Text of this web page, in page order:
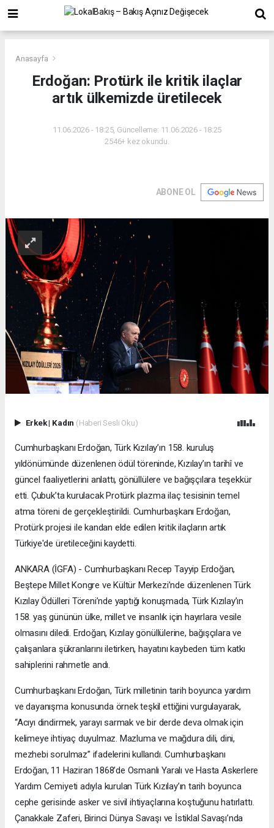
Anasayfa
Erdoğan: Protürk ile kritik ilaçlar
artık ülkemizde üretilecek
11.06.2026 - 18:25, Güncelleme: 11.06.2026 - 18:25
2546+ kez okundu.
ABONE OL
Erkek| Kadın (Haberi Sesli Oku)
Cumhurbaşkanı Erdoğan, Türk Kızılay’ın 158. kuruluş
yıldönümünde düzenlenen ödül töreninde, Kızılay’ın tarihî ve
güncel faaliyetlerini anlattı, gönüllülere ve bağışçılara teşekkür
etti. Çubuk’ta kurulacak Protürk plazma ilaç tesisinin temel
atma töreni de gerçekleştirildi. Cumhurbaşkanı Erdoğan,
Protürk projesi ile kandan elde edilen kritik ilaçların artık
Türkiye'de üretileceğini kaydetti.
ANKARA (İGFA) - Cumhurbaşkanı Recep Tayyip Erdoğan,
Beştepe Millet Kongre ve Kültür Merkezi’nde düzenlenen Türk
Kızılay Ödülleri Töreni’nde yaptığı konuşmada, Türk Kızılay’ın
158. yaş gününün ülke, millet ve insanlık için hayırlara vesile
olmasını diledi. Erdoğan, Kızılay gönüllülerine, bağışçılara ve
çalışanlara şükranlarını iletirken, hayatını kaybeden tüm katkı
sahiplerini rahmetle andı.
Cumhurbaşkanı Erdoğan, Türk milletinin tarih boyunca yardım
ve dayanışma konusunda örnek teşkil ettiğini vurgulayarak,
“Acıyı dindirmek, yarayı sarmak ve bir derde deva olmak için
kelimeye ihtiyaç duyulmaz. Mazluma ve mağdura dili, dini,
mezhebi sorulmaz” ifadelerini kullandı. Cumhurbaşkanı
Erdoğan, 11 Haziran 1868’de Osmanlı Yaralı ve Hasta Askerlere
Yardım Cemiyeti adıyla kurulan Türk Kızılay’ın tarih boyunca
cephe gerisinde asker ve sivil ihtiyaçlarına koştuğunu hatırlattı.
Çanakkale Zaferi, Birinci Dünya Savaşı ve İstiklal Savaşı’nda